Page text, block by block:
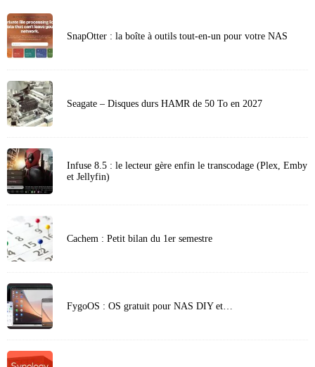
SnapOtter : la boîte à outils tout-en-un pour votre NAS
Seagate – Disques durs HAMR de 50 To en 2027
Infuse 8.5 : le lecteur gère enfin le transcodage (Plex, Emby
et Jellyfin)
Cachem : Petit bilan du 1er semestre
FygoOS : OS gratuit pour NAS DIY et…